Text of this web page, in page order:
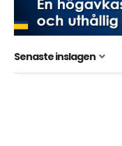
Senaste inslagen